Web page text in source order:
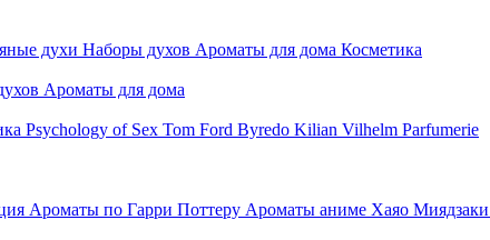
духи Наборы духов Ароматы для дома Косметика
Ароматы для дома
Psychology of Sex Tom Ford Byredo Kilian Vilhelm Parfumerie
Ароматы по Гарри Поттеру Ароматы аниме Хаяо Миядзаки